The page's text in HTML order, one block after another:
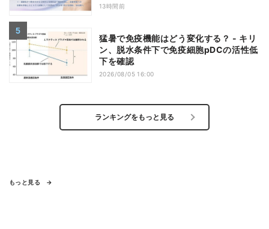
13時間前
猛暑で免疫機能はどう変化する？ - キリ
ン、脱水条件下で免疫細胞pDCの活性低
下を確認
2026/08/05 16:00
ランキングをもっと見る
もっと見る